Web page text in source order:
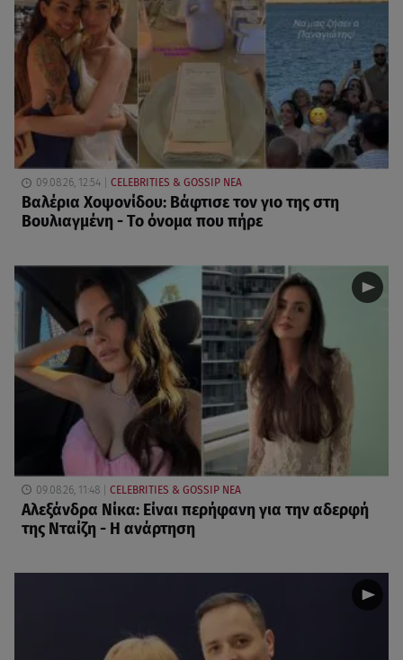
09.08.26, 12:54 CELEBRITIES & GOSSIP ΝΕΑ
Βαλέρια Χοψονίδου: Βάφτισε τον γιο της στη
Βουλιαγμένη - Το όνομα που πήρε
09.08.26, 11:48 CELEBRITIES & GOSSIP ΝΕΑ
Αλεξάνδρα Νίκα: Είναι περήφανη για την αδερφή
της Νταίζη - Η ανάρτηση